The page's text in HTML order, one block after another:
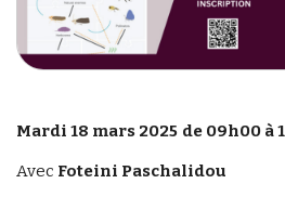
Mardi 18 mars 2025 de 09h00 à
Avec Foteini Paschalidou